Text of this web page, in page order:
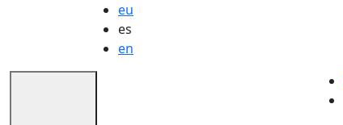
eu
es
en